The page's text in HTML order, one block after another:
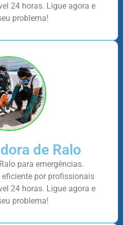
24 horas. Ligue agora e
problema!
de Ralo
para emergências.
por profissionais
24 horas. Ligue agora e
problema!